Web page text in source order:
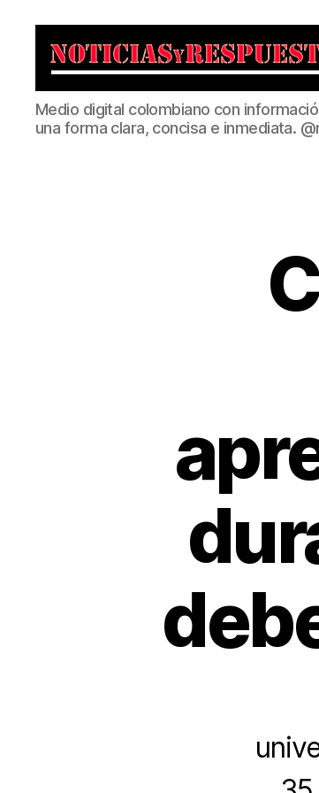
Noticias
y
Respuestas
Medio digital colombiano con
una forma clara, concisa e inmediata.